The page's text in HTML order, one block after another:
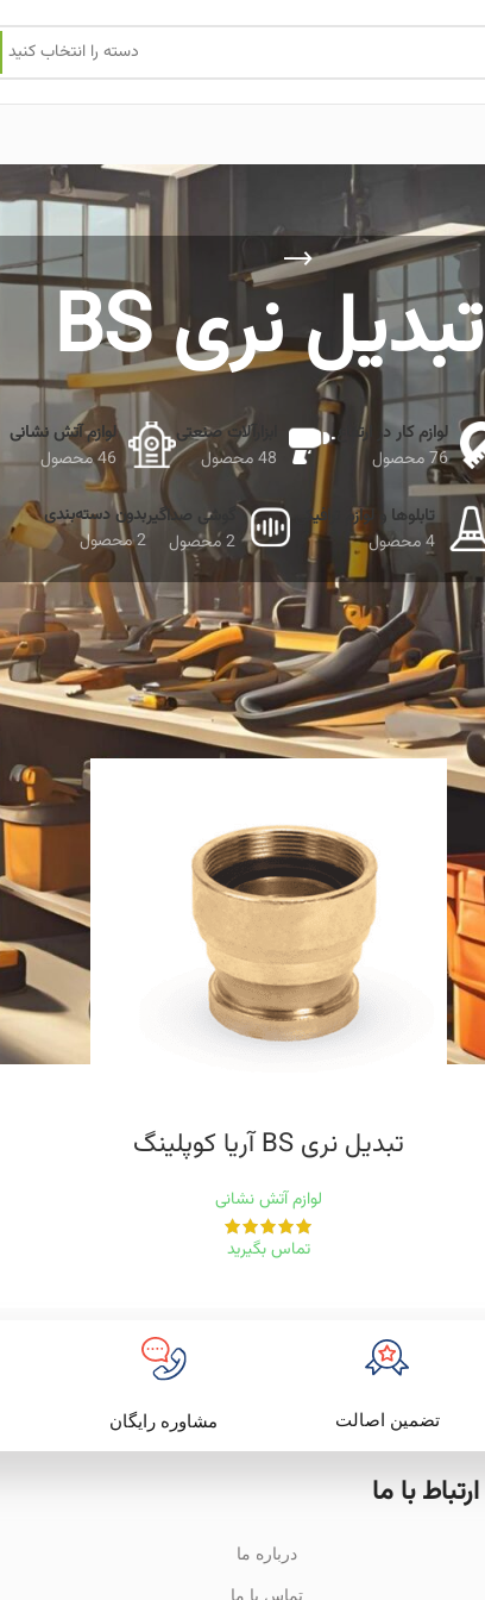
دسته را انتخاب کنید
تبدیل نری BS
لوازم کار در ارتفاع
76 محصول
ابزارآلات صنعتی
48 محصول
لوازم آتش نشانی
46 محصول
تابلوها و لوازم ترافیکی
4 محصول
گوشی صداگیر
2 محصول
بدون دسته‌بندی
2 محصول
نمایش دهید 9
12
تبدیل نری BS آریا کوپلینگ
لوازم آتش نشانی
تماس بگیرید
تضمین اصالت مشاوره رایگان
ارتباط با ما
درباره ما
تماس با ما